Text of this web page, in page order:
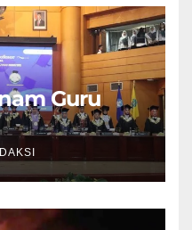
Guru